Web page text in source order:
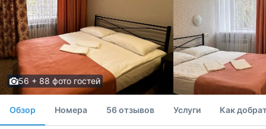
56 + 88 фото гостей
Обзор Номера 56 отзывов Услуги Как